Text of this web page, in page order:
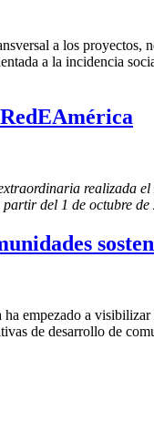
a los
a la incidencia
realizada
del 1 de octubre de
empezado a
de desarrollo de